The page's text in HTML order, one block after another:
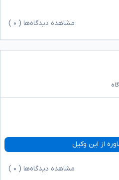
مشاهده دیدگاه‌ها ( ۰
از این وکیل
مشاهده دیدگاه‌ها ( ۰